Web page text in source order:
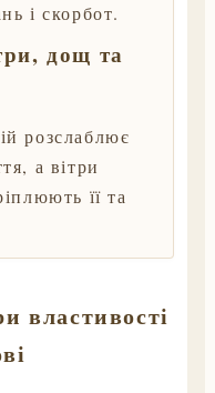
і скорбот.
дощ та
розслаблює
а вітри
її та
властивості